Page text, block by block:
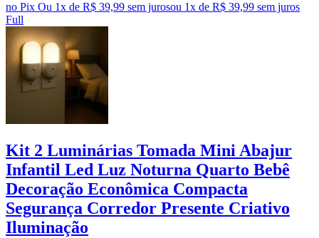
no Pix Ou 1x de R$ 39,99 sem jurosou 1x de R$ 39,99 sem juros
Full
Kit 2 Luminárias Tomada Mini Abajur
Infantil Led Luz Noturna Quarto Bebê
Decoração Econômica Compacta
Segurança Corredor Presente Criativo
Iluminação